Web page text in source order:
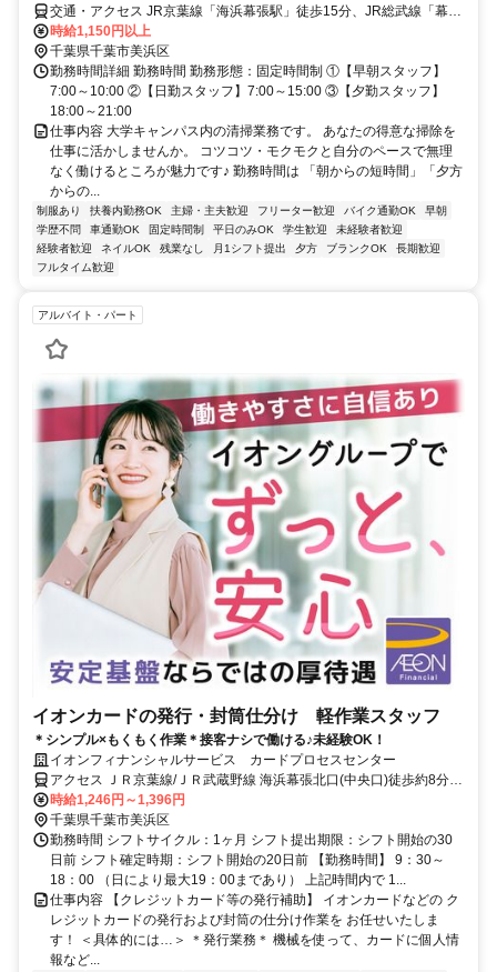
交通・アクセス JR京葉線「海浜幕張駅」徒歩15分、JR総武線「幕張
駅」徒歩20分
時給1,150円以上
千葉県千葉市美浜区
勤務時間詳細 勤務時間 勤務形態：固定時間制 ①【早朝スタッフ】
7:00～10:00 ②【日勤スタッフ】7:00～15:00 ③【夕勤スタッフ】
18:00～21:00
仕事内容 大学キャンパス内の清掃業務です。 あなたの得意な掃除を
仕事に活かしませんか。 コツコツ・モクモクと自分のペースで無理
なく働けるところが魅力です♪ 勤務時間は 「朝からの短時間」「夕方
からの...
制服あり 扶養内勤務OK 主婦・主夫歓迎 フリーター歓迎 バイク通勤OK
早朝
学歴不問
車通勤OK 固定時間制 平日のみOK 学生歓迎
未経験者歓迎
経験者歓迎
ネイルOK 残業なし 月1シフト提出 夕方 ブランクOK
長期歓迎
フルタイム歓迎
アルバイト・パート
イオンカードの発行・封筒仕分け 軽作業スタッフ
＊シンプル×もくもく作業＊接客ナシで働ける♪未経験OK！
イオンフィナンシャルサービス カードプロセスセンター
アクセス ＪＲ京葉線/ＪＲ武蔵野線 海浜幕張北口(中央口)徒歩約8分、
ＪＲ京葉線/ＪＲ武蔵野線 幕張豊砂徒歩約20分、ＪＲ総武本線 幕張南
口徒歩約29分
時給1,246円～1,396円
千葉県千葉市美浜区
勤務時間 シフトサイクル：1ヶ月 シフト提出期限：シフト開始の30
日前 シフト確定時期：シフト開始の20日前 【勤務時間】 9：30～
18：00 （日により最大19：00まであり） 上記時間内で 1...
仕事内容 【クレジットカード等の発行補助】 イオンカードなどの ク
レジットカードの発行および封筒の仕分け作業を お任せいたしま
す！ ＜具体的には…＞ ＊発行業務＊ 機械を使って、カードに個人情
報など...